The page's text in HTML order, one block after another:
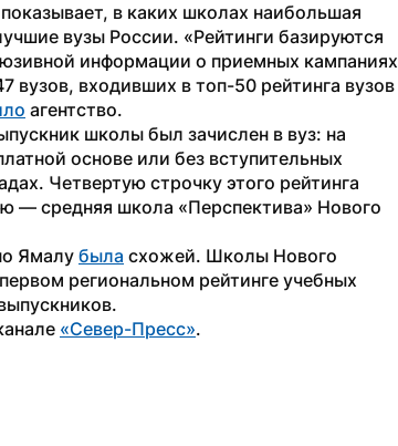
в каких школах наибольшая
вузы России. «Рейтинги базируются
информации о приемных кампаниях
вузов, входивших в топ-50 рейтинга вузов
агентство.
школы был зачислен в вуз: на
основе или без вступительных
Четвертую строчку этого рейтинга
— средняя школа «Перспектива» Нового
Ямалу была схожей. Школы Нового
региональном рейтинге учебных
«Север-Пресс».